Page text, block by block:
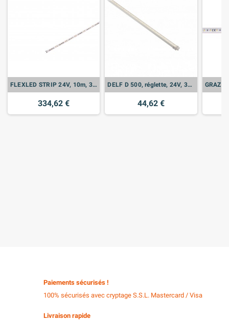
FLEXLED STRIP 24V, 10m, 3000K, 121,5W
334,62 €
DELF D 500, réglette, 24V, 30 LED, 3000K
44,62 €
Paiements sécurisés !
100% sécurisés avec cryptage S.S.L. Mastercard / Visa
Livraison rapide